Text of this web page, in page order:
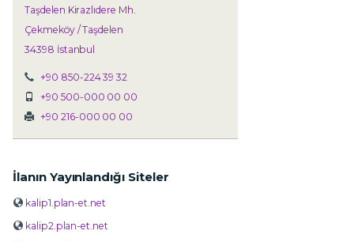
Taşdelen Kirazlıdere Mh.
Çekmeköy / Taşdelen
34398 İstanbul
+90 850-224 39 32
+90 500-000 00 00
+90 216-000 00 00
İlanın Yayınlandığı Siteler
kalip1.plan-et.net
kalip2.plan-et.net